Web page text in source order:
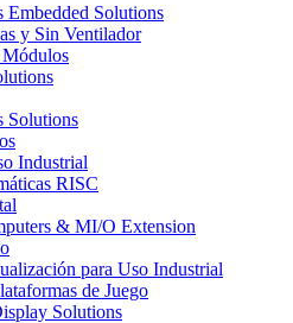
Embedded Solutions
y Sin Ventilador
Módulos
Solutions
Industrial
RISC
& MI/O Extension
para Uso Industrial
de Juego
Solutions